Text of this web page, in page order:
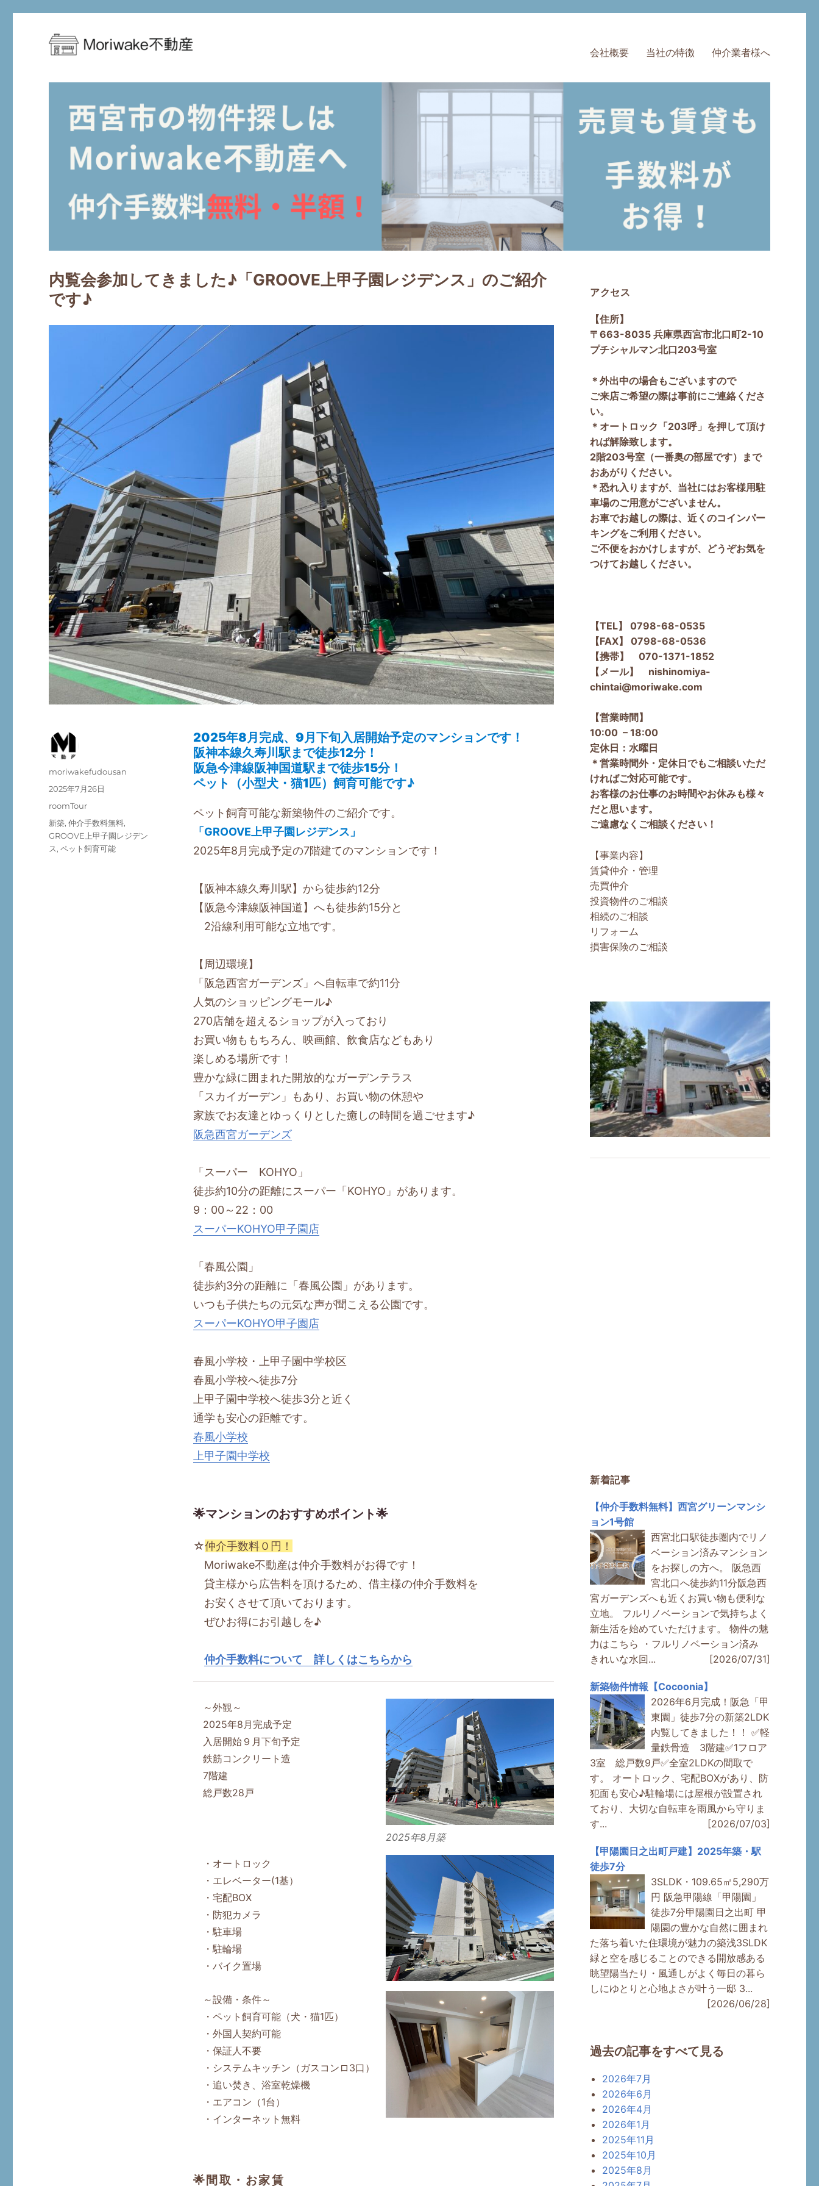
会社概要 当社の特徴 仲介業者様へ
内覧会参加してきました♪「GROOVE上甲子園レジデンス」のご紹介
です♪
2025年8月完成、9月下旬入居開始予定のマンションです！
阪神本線久寿川駅まで徒歩12分！
阪急今津線阪神国道駅まで徒歩15分！
ペット（小型犬・猫1匹）飼育可能です♪
ペット飼育可能な新築物件のご紹介です。
「GROOVE上甲子園レジデンス」
2025年8月完成予定の7階建てのマンションです！
【阪神本線久寿川駅】から徒歩約12分
【阪急今津線阪神国道】へも徒歩約15分と
2沿線利用可能な立地です。
【周辺環境】
「阪急西宮ガーデンズ」へ自転車で約11分
人気のショッピングモール♪
270店舗を超えるショップが入っており
お買い物ももちろん、映画館、飲食店などもあり
楽しめる場所です！
豊かな緑に囲まれた開放的なガーデンテラス
「スカイガーデン」もあり、お買い物の休憩や
家族でお友達とゆっくりとした癒しの時間を過ごせます♪
阪急西宮ガーデンズ
「スーパー KOHYO」
徒歩約10分の距離にスーパー「KOHYO」があります。
9：00～22：00
スーパーKOHYO甲子園店
「春風公園」
徒歩約3分の距離に「春風公園」があります。
いつも子供たちの元気な声が聞こえる公園です。
スーパーKOHYO甲子園店
春風小学校・上甲子園中学校区
春風小学校へ徒歩7分
上甲子園中学校へ徒歩3分と近く
通学も安心の距離です。
春風小学校
上甲子園中学校
🌟マンションのおすすめポイント🌟
☆仲介手数料０円！
Moriwake不動産は仲介手数料がお得です！
貸主様から広告料を頂けるため、借主様の仲介手数料を
お安くさせて頂いております。
ぜひお得にお引越しを♪
仲介手数料について 詳しくはこちらから
～外観～
2025年8月完成予定
入居開始９月下旬予定
鉄筋コンクリート造
7階建
総戸数28戸
2025年8月築
・オートロック
・エレベーター(1基）
・宅配BOX
・防犯カメラ
・駐車場
・駐輪場
・バイク置場
～設備・条件～
・ペット飼育可能（犬・猫1匹）
・外国人契約可能
・保証人不要
・システムキッチン（ガスコンロ3口）
・追い焚き、浴室乾燥機
・エアコン（1台）
・インターネット無料
🌟間取・お家賃
投
moriwakefudousan
投
2025年7月26日
カ
テ
ゴ
roomTour
タ
グ
新築,仲介手数料無料,
GROOVE上甲子園レジデン
ス,ペット飼育可能
アクセス
【住所】
〒663-8035 兵庫県西宮市北口町2-10
プチシャルマン北口203号室
＊外出中の場合もございますので
ご来店ご希望の際は事前にご連絡くださ
い。
＊オートロック「203呼」を押して頂け
れば解除致します。
2階203号室（一番奥の部屋です）まで
おあがりください。
＊恐れ入りますが、当社にはお客様用駐
車場のご用意がございません。
お車でお越しの際は、近くのコインパー
キングをご利用ください。
ご不便をおかけしますが、どうぞお気を
つけてお越しください。
【TEL】 0798-68-0535
【FAX】 0798-68-0536
【携帯】 070-1371-1852
【メール】 nishinomiya-
chintai@moriwake.com
【営業時間】
10:00 – 18:00
定休日：水曜日
＊営業時間外・定休日でもご相談いただ
ければご対応可能です。
お客様のお仕事のお時間やお休みも様々
だと思います。
ご遠慮なくご相談ください！
【事業内容】
賃貸仲介・管理
売買仲介
投資物件のご相談
相続のご相談
リフォーム
損害保険のご相談
新着記事
【仲介手数料無料】西宮グリーンマンシ
ョン1号館
西宮北口駅徒歩圏内でリノ
ベーション済みマンション
をお探しの方へ。 阪急西
宮北口へ徒歩約11分阪急西
宮ガーデンズへも近くお買い物も便利な
立地。 フルリノベーションで気持ちよく
新生活を始めていただけます。 物件の魅
力はこちら ・フルリノベーション済み
きれいな水回...
[2026/07/31]
新築物件情報【Cocoonia】
2026年6月完成！阪急「甲
東園」徒歩7分の新築2LDK
内覧してきました！！ ✅軽
量鉄骨造 3階建✅1フロア
3室 総戸数9戸✅全室2LDKの間取で
す。 オートロック、宅配BOXがあり、防
犯面も安心♪駐輪場には屋根が設置され
ており、大切な自転車を雨風から守りま
す...
[2026/07/03]
【甲陽園日之出町戸建】2025年築・駅
徒歩7分
3SLDK・109.65㎡5,290万
円 阪急甲陽線「甲陽園」
徒歩7分甲陽園日之出町 甲
陽園の豊かな自然に囲まれ
た落ち着いた住環境が魅力の築浅3SLDK
緑と空を感じることのできる開放感ある
眺望陽当たり・風通しがよく毎日の暮ら
しにゆとりと心地よさが叶う一邸 3...
[2026/06/28]
過去の記事をすべて見る
2026年7月
2026年6月
2026年4月
2026年1月
2025年11月
2025年10月
2025年8月